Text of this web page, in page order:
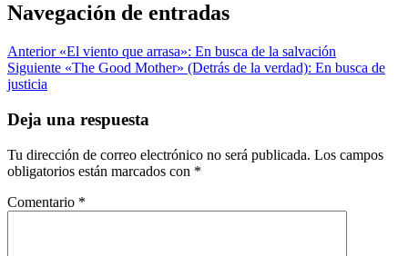
Navegación de entradas
Anterior«El viento que arrasa»: En busca de la salvación
Siguiente «The Good Mother» (Detrás de la verdad): En busca de
justicia
Deja una respuesta
Tu dirección de correo electrónico no será publicada. Los campos
obligatorios están marcados con *
Comentario *